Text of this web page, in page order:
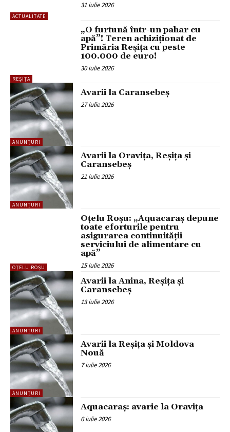
ACTUALITATE
31 iulie 2026
REȘIȚA
„O furtună într-un pahar cu
apă”! Teren achiziționat de
Primăria Reșița cu peste
100.000 de euro!
30 iulie 2026
ANUNȚURI
Avarii la Caransebeș
27 iulie 2026
ANUNȚURI
Avarii la Oravița, Reșița și
Caransebeș
21 iulie 2026
OȚELU ROȘU
Oțelu Roșu: „Aquacaraș depune
toate eforturile pentru
asigurarea continuității
serviciului de alimentare cu
apă”
15 iulie 2026
ANUNȚURI
Avarii la Anina, Reșița și
Caransebeș
13 iulie 2026
ANUNȚURI
Avarii la Reșița și Moldova
Nouă
7 iulie 2026
Aquacaraș: avarie la Oravița
6 iulie 2026